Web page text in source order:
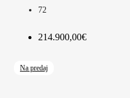
214.900,00€
72
Na predaj